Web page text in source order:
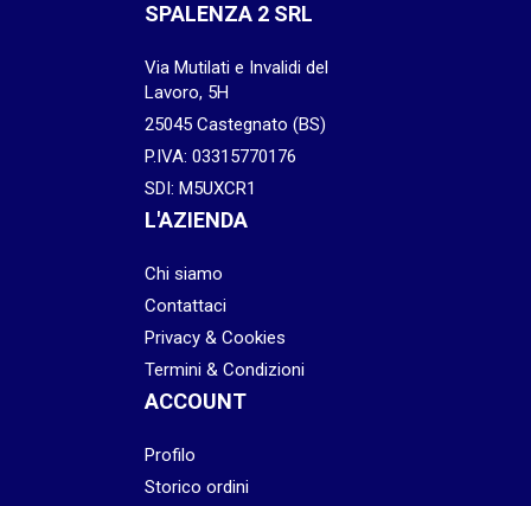
SPALENZA 2 SRL
Via Mutilati e Invalidi del
Lavoro, 5H
25045 Castegnato (BS)
P.IVA: 03315770176
SDI: M5UXCR1
L'AZIENDA
Chi siamo
Contattaci
Privacy & Cookies
Termini & Condizioni
ACCOUNT
Profilo
Storico ordini